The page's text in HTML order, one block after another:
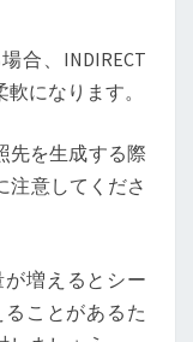
合、INDIRECT
になります。
先を生成する際
注意してくださ
が増えるとシー
ことがあるた